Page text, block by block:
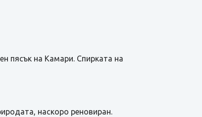
пясък на Камари. Спирката на
наскоро реновиран.